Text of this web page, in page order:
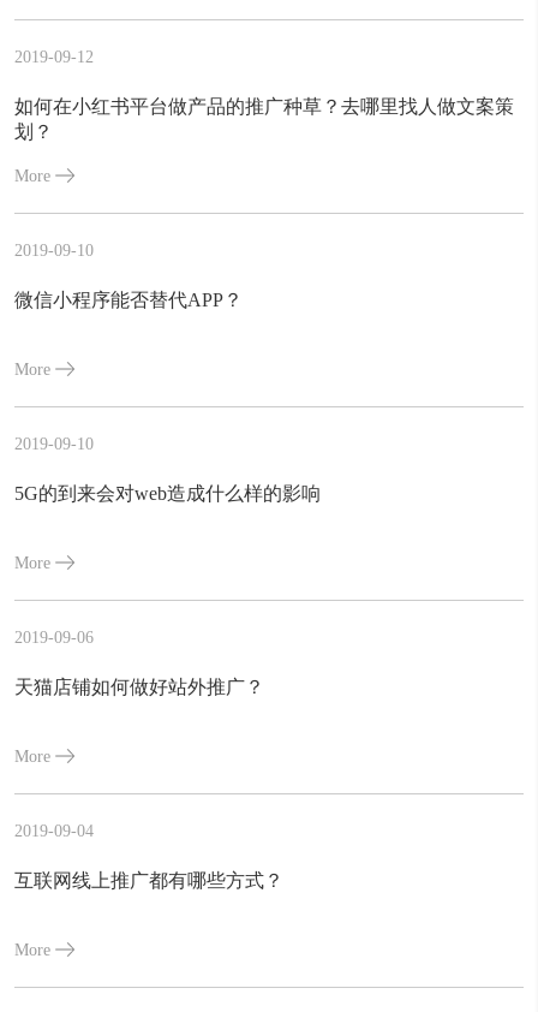
2019-09-12
如何在小红书平台做产品的推广种草？去哪里找人做文案策
划？
More
2019-09-10
微信小程序能否替代APP？
More
2019-09-10
5G的到来会对web造成什么样的影响
More
2019-09-06
天猫店铺如何做好站外推广？
More
2019-09-04
互联网线上推广都有哪些方式？
More